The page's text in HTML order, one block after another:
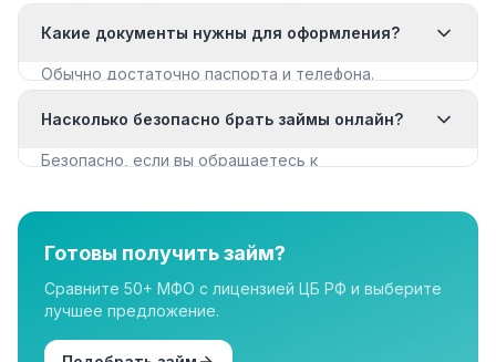
с плохой КИ».
Какие документы нужны для оформления?
Обычно достаточно паспорта и телефона.
документы для крупных сумм.
Насколько безопасно брать займы онлайн?
Безопасно, если вы обращаетесь к
организации в нашем каталоге имеют лицензию.
Готовы получить займ?
Сравните 50+ МФО с лицензией ЦБ РФ и выберите
лучшее предложение.